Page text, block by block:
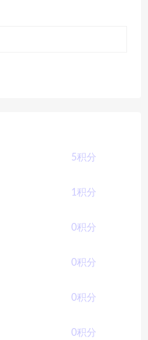
5积分
1 积分
0积分
0积分
0积分
0积分